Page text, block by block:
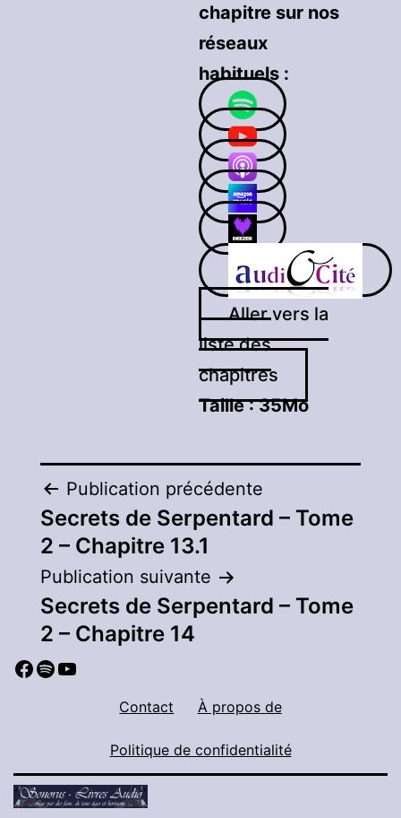
chapitre sur nos
réseaux
habituels :
Aller vers la
liste des
chapitres
Taille :35Mo
Navigation
de
l’article
Publication précédente
Secrets de Serpentard – Tome
2 – Chapitre 13.1
Publication suivante
Secrets de Serpentard – Tome
2 – Chapitre 14
Facebook
Spotify
YouTube
Contact À propos de
Politique de confidentialité